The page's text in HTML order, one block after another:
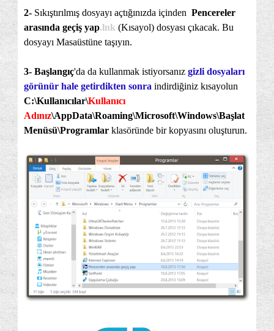
2- Sıkıştırılmış dosyayı açtığınızda içinden Pencereler
arasında geçiş yap.lnk (Kısayol) dosyası çıkacak. Bu
dosyayı Masaüstüne taşıyın.
3- Başlangıç'da da kullanmak istiyorsanız gizli dosyaları
görünür hale getirdikten sonra indirdiğiniz kısayolun
C:\Kullanıcılar\Kullanıcı
Adınız\AppData\Roaming\Microsoft\Windows\Başlat
Menüsü\Programlar klasöründe bir kopyasını oluşturun.